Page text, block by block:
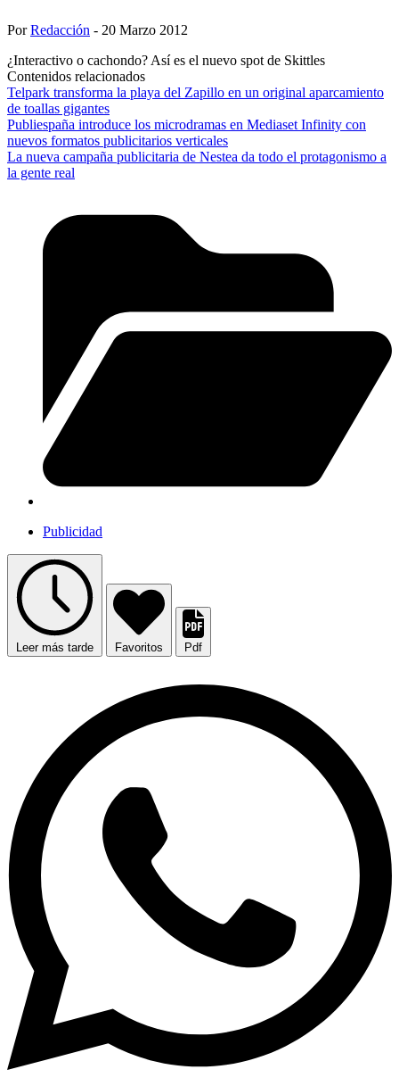
PorRedacción - 20 Marzo 2012
¿Interactivo o cachondo? Así es el nuevo spot de Skittles
Contenidos relacionados
Telpark transforma la playa del Zapillo en un original aparcamiento
de toallas gigantes
Publiespaña introduce los microdramas en Mediaset Infinity con
nuevos formatos publicitarios verticales
La nueva campaña publicitaria de Nestea da todo el protagonismo a
la gente real
Publicidad
Leer más tarde Favoritos Pdf